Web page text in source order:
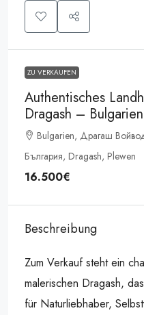
ZU VERKAUFEN
Authentisches
Dragash – Bulgarien
Bulgarien, Драгаш
България, Dragash, Plewen
16.500€
Beschreibung
Zum Verkauf steht ein
malerischen Dragash,
für Naturliebhaber,